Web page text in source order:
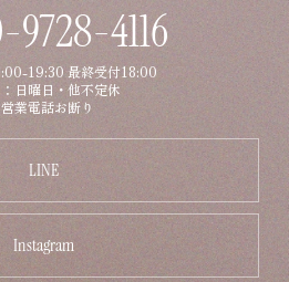
4116
19:30 最終受付18:00
日曜日・他不定休
業電話お断り
LINE
Instagram